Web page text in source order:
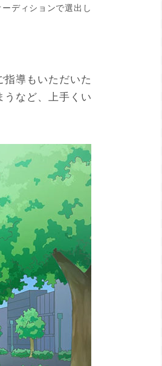
ディションで選出し
指導もいただいた
うなど、上手くい